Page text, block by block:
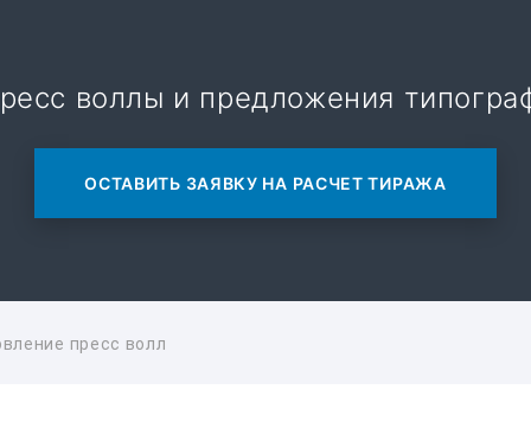
воллы и предложения
ОСТАВИТЬ ЗАЯВКУ НА РАСЧЕТ ТИРАЖА
пресс волл